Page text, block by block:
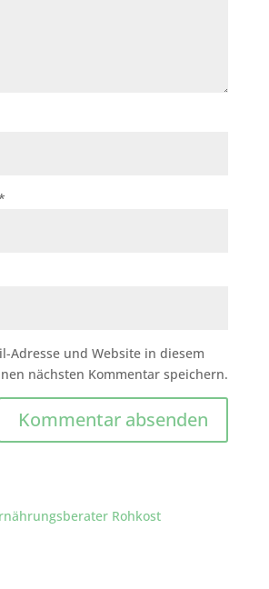
Adresse und Website in diesem
nächsten Kommentar speichern.